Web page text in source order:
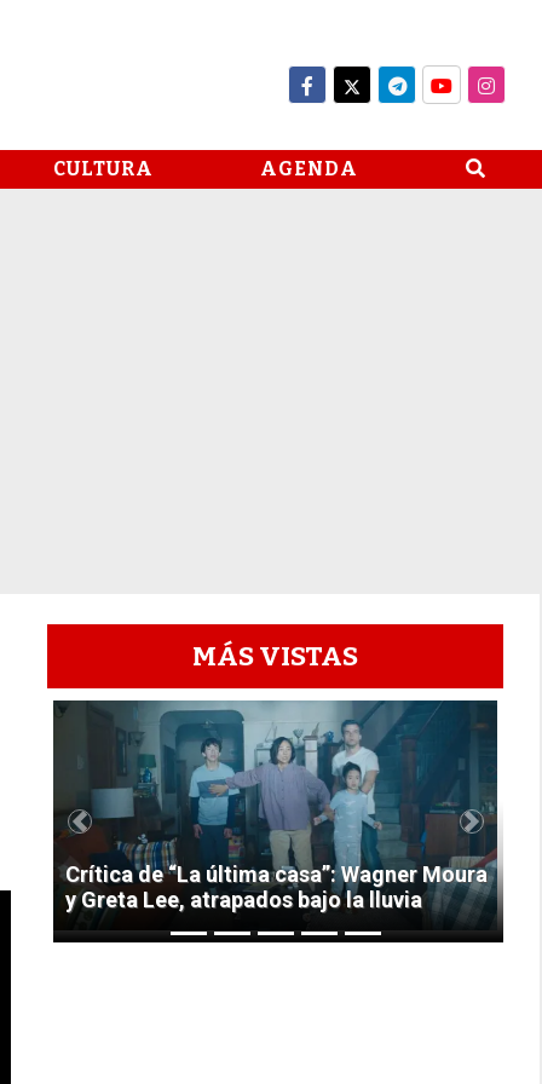
CULTURA AGENDA
MÁS VISTAS
1
Crítica de “La última casa”: Wagner Moura
y Greta Lee, atrapados bajo la lluvia
Previous Next